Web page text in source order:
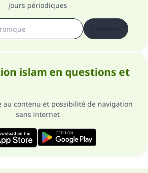
jours périodiques
islam en questions et
au contenu et possibilité de navigation
sans internet